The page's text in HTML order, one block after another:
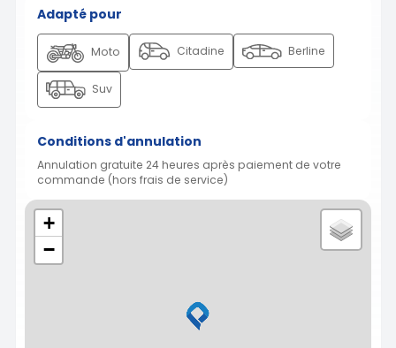
Adapté pour
Moto Citadine Berline
Suv
Conditions d'annulation
Annulation gratuite 24 heures après paiement de votre
commande (hors frais de service)
+
−